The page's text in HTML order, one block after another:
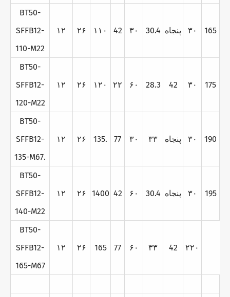
BT50-
SFFB12-
110-M22
۱۲ ۲۶ ۱۱۰ 42 ۳۰ 30.4 پنجاه ۳۰ 165
BT50-
SFFB12-
120-M22
۱۲ ۲۶ ۱۲۰ ۲۲ ۶۰ 28.3 42 ۳۰ 175
BT50-
SFFB12-
135-M67.
۱۲ ۲۶ 135. 77 ۳۰ ۳۳ پنجاه ۳۰ 190
BT50-
SFFB12-
140-M22
۱۲ ۲۶ 1400 42 ۶۰ 30.4 پنجاه ۳۰ 195
BT50-
SFFB12-
165-M67
۱۲ ۲۶ 165 77 ۶۰ ۳۳ 42 ۲۲۰